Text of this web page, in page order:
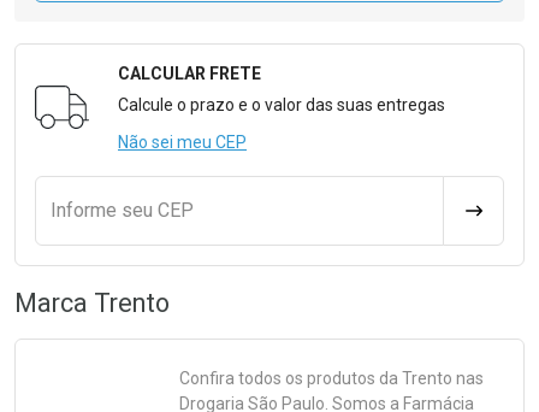
Formulário para Calcular o Frete
CALCULAR FRETE
Calcule o prazo e o valor das suas entregas
Não sei meu CEP
Informe seu CEP
Marca Trento
Confira todos os produtos da Trento nas
Drogaria São Paulo. Somos a Farmácia